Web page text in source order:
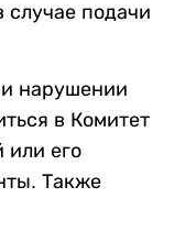
случае подачи
нарушении
в Комитет
или его
Также